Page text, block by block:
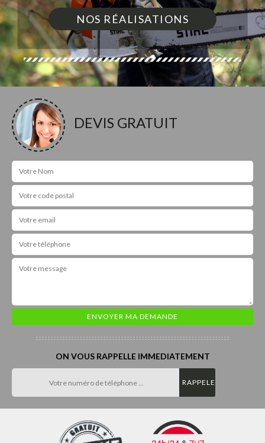
NOS RÉALISATIONS
DEVIS GRATUIT
ON VOUS RAPPELLE IMMEDIATEMENT